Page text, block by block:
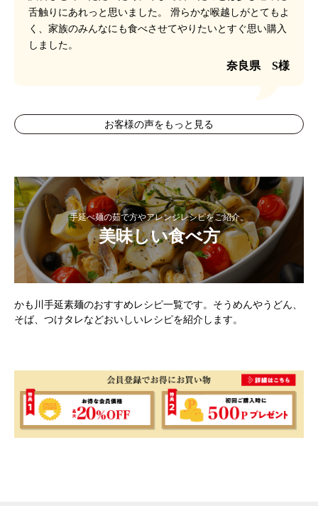
舌触りにあれっと思いました。
滑らかな喉越しがとてもよ
く、家族のみんなにも食べさせてやりたいとすぐ思い購入
しました。
奈良県 S様
お客様の声をもっと見る
手延べ麺の茹で方やアレンジレシピをご紹介。
美味しい食べ方
かも川手延素麺のおすすめレシピ一覧です。そうめんやうどん、
そば、つけタレなどおいしいレシピを紹介します。